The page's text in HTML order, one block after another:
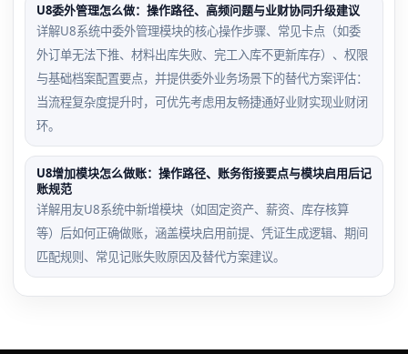
U8委外管理怎么做：操作路径、高频问题与业财协同升级建议
详解U8系统中委外管理模块的核心操作步骤、常见卡点（如委
外订单无法下推、材料出库失败、完工入库不更新库存）、权限
与基础档案配置要点，并提供委外业务场景下的替代方案评估：
当流程复杂度提升时，可优先考虑用友畅捷通好业财实现业财闭
环。
U8增加模块怎么做账：操作路径、账务衔接要点与模块启用后记
账规范
详解用友U8系统中新增模块（如固定资产、薪资、库存核算
等）后如何正确做账，涵盖模块启用前提、凭证生成逻辑、期间
匹配规则、常见记账失败原因及替代方案建议。